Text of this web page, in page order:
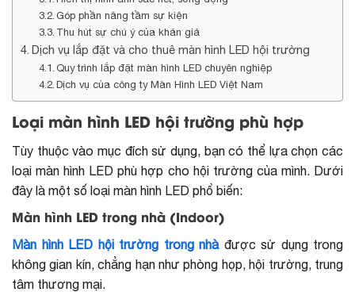
Góp phần nâng tầm sự kiện
Thu hút sự chú ý của khán giả
Dịch vụ lắp đặt và cho thuê màn hình LED hội trường
Quy trình lắp đặt màn hình LED chuyên nghiệp
Dịch vụ của công ty Màn Hình LED Việt Nam
Loại màn hình LED hội trường phù hợp
Tùy thuộc vào mục đích sử dụng, bạn có thể lựa chọn các
loại màn hình LED phù hợp cho hội trường của mình. Dưới
đây là một số loại màn hình LED phổ biến:
Màn hình LED trong nhà (Indoor)
Màn hình LED hội trường trong nhà được sử dụng trong
không gian kín, chẳng hạn như phòng họp, hội trường, trung
tâm thương mại.